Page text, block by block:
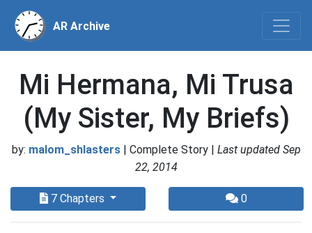
AR Archive
Mi Hermana, Mi Trusa
(My Sister, My Briefs)
by: malom_shlasters | Complete Story | Last updated Sep
22, 2014
7 Chapters 0